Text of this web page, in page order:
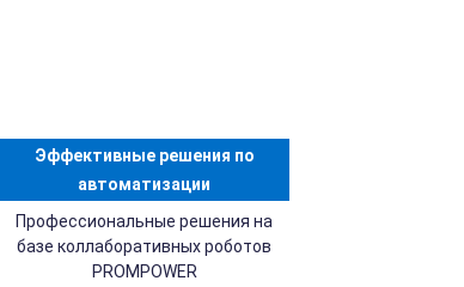
Эффективные решения по
автоматизации
Профессиональные решения на
базе коллаборативных роботов
PROMPOWER